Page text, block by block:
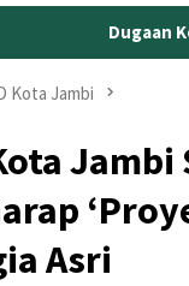
Korupsi Lahan
Kota Jambi
Asri